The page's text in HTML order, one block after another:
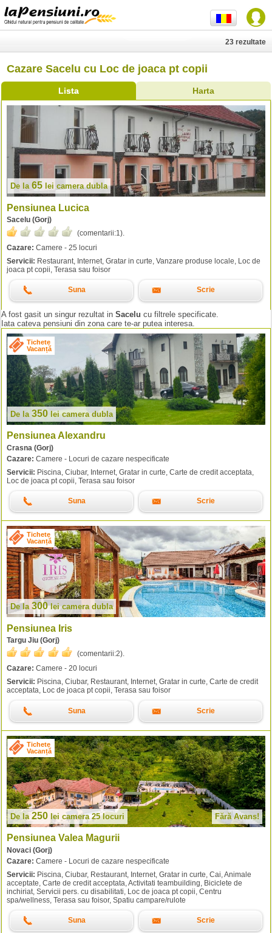
Cazare Sacelu cu Loc de joaca pt copii
Lista Harta
23 rezultate
De la 65 lei camera dubla
Pensiunea Lucica
Sacelu (Gorj)
(comentarii:1).
Cazare: Camere - 25 locuri
Servicii: Restaurant, Internet, Gratar in curte, Vanzare produse locale, Loc de
joaca pt copii, Terasa sau foisor
Suna Scrie
A fost gasit un singur rezultat in Sacelu cu filtrele specificate.
Iata cateva pensiuni din zona care te-ar putea interesa.
Tichete
Vacanță
De la 350 lei camera dubla
Pensiunea Alexandru
Crasna (Gorj)
Cazare: Camere - Locuri de cazare nespecificate
Servicii: Piscina, Ciubar, Internet, Gratar in curte, Carte de credit acceptata,
Loc de joaca pt copii, Terasa sau foisor
Suna Scrie
Tichete
Vacanță
De la 300leicamera dubla
Pensiunea Iris
Targu Jiu (Gorj)
(comentarii:2).
Cazare: Camere - 20 locuri
Servicii: Piscina, Ciubar, Restaurant, Internet, Gratar in curte, Carte de credit
acceptata, Loc de joaca pt copii, Terasa sau foisor
Suna Scrie
Tichete
Vacanță
De la 250 lei camera 25 locuri Fără Avans!
Pensiunea Valea Magurii
Novaci (Gorj)
Cazare: Camere - Locuri de cazare nespecificate
Servicii: Piscina, Ciubar, Restaurant, Internet, Gratar in curte, Cai, Animale
acceptate, Carte de credit acceptata, Activitati teambuilding, Biciclete de
inchiriat, Servicii pers. cu disabilitati, Loc de joaca pt copii, Centru
spa/wellness, Terasa sau foisor, Spatiu campare/rulote
Suna Scrie